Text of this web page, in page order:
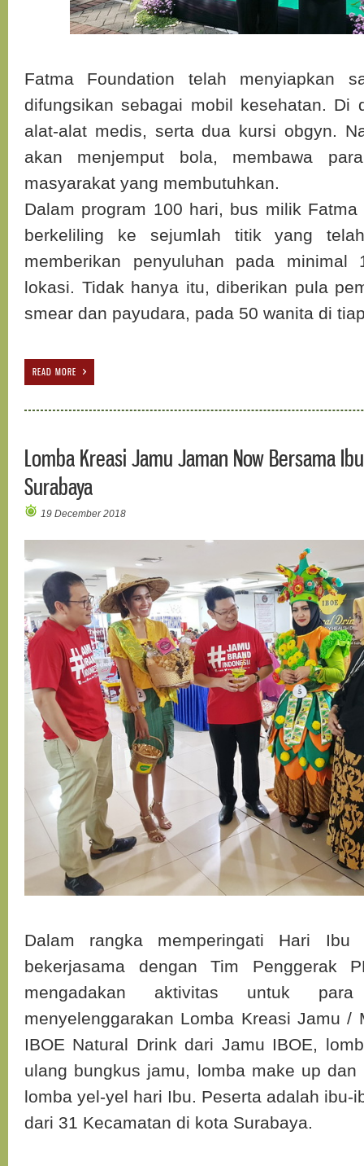
Fatma Foundation telah menyiapkan
difungsikan sebagai mobil kesehatan. Di
alat-alat medis, serta dua kursi obgyn.
akan menjemput bola, membawa
masyarakat yang membutuhkan.
Dalam program 100 hari, bus milik
berkeliling ke sejumlah titik yang
memberikan penyuluhan pada
lokasi. Tidak hanya itu, diberikan pula
smear dan payudara, pada 50 wanita di
READ MORE
Lomba Kreasi Jamu Jaman Now Bersama
Surabaya
19 December 2018
Dalam rangka memperingati Hari Ibu
bekerjasama dengan Tim Penggerak
mengadakan aktivitas untuk
menyelenggarakan Lomba Kreasi Jamu /
IBOE Natural Drink dari Jamu IBOE,
ulang bungkus jamu, lomba make up
lomba yel-yel hari Ibu. Peserta adalah ibu-
dari 31 Kecamatan di kota Surabaya.